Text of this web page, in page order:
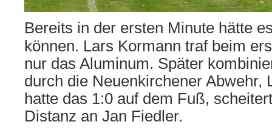
Bereits in der ersten Minute hätte
können. Lars Kormann traf beim
nur das Aluminum. Später
durch die Neuenkirchener Abwehr,
hatte das 1:0 auf dem Fuß,
Distanz an Jan Fiedler.